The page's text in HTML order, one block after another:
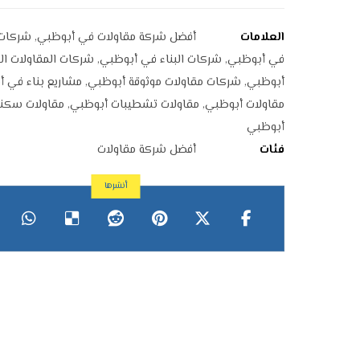
العلامات أفضل شركة مقاولات في أبوظبي,
في أبوظبي, شركات البناء في أبوظبي, شركات المقاولات
أبوظبي, شركات مقاولات موثوقة أبوظبي, مشاريع بناء في
مقاولات أبوظبي, مقاولات تشطيبات أبوظبي, مقاولات
أبوظبي
فئات
أفضل شركة مقاولات